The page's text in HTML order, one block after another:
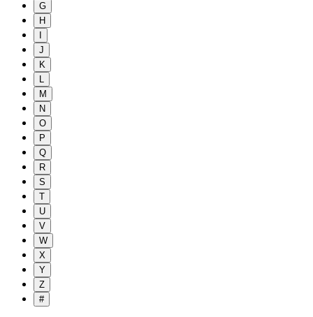
G
H
J
K
L
M
N
O
P
Q
R
S
T
U
V
W
X
Y
Z
#